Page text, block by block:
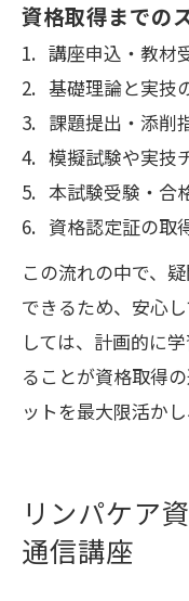
資格取得までの
講座申込・教材
基礎理論と実技
課題提出・添削
模擬試験や実技
本試験受験・合
資格認定証の取
この流れの中で、
できるため、安心
しては、計画的に
ることが資格取得
ットを最大限活か
リンパケア
通信講座